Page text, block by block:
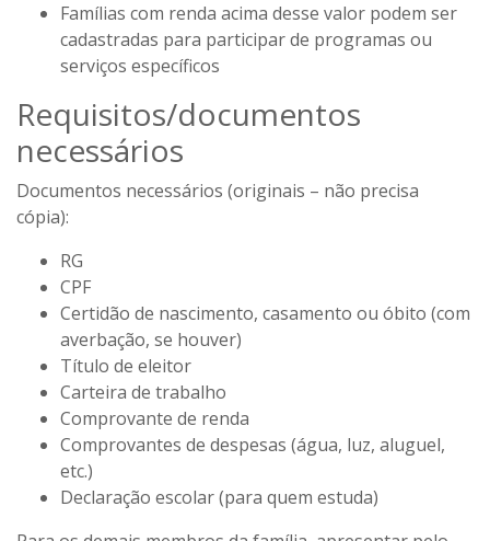
Famílias com renda acima desse valor podem ser
cadastradas para participar de programas ou
serviços específicos
Requisitos/documentos
necessários
Documentos necessários (originais – não precisa
cópia):
RG
CPF
Certidão de nascimento, casamento ou óbito (com
averbação, se houver)
Título de eleitor
Carteira de trabalho
Comprovante de renda
Comprovantes de despesas (água, luz, aluguel,
etc.)
Declaração escolar (para quem estuda)